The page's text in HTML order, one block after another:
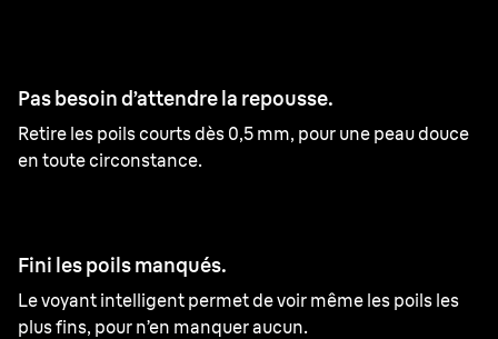
Pas besoin d’attendre la repousse.
Retire les poils courts dès 0,5 mm, pour une peau douce
en toute circonstance.
Fini les poils manqués.
Le voyant intelligent permet de voir même les poils les
plus fins, pour n’en manquer aucun.